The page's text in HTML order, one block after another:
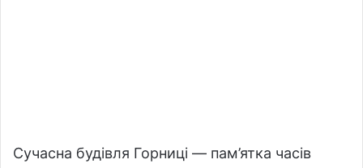
Сучасна будівля Горниці — пам’ятка часів